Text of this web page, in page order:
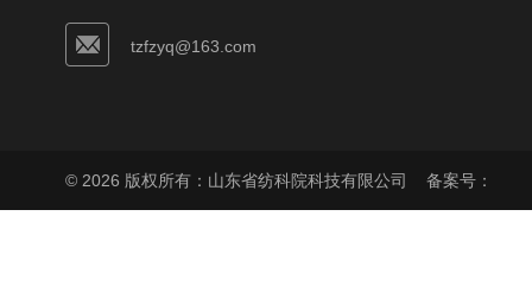
tzfzyq@163.com
© 2026 版权所有：山东省纺科院科技有限公司 备案号：